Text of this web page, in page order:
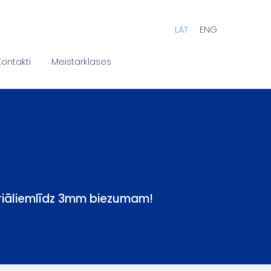
Meistarklases
LAT ENG
3mm biezumam!